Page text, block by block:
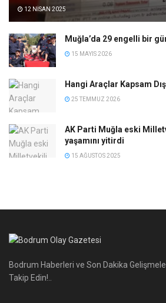
12 NISAN 2025
Muğla’da 29 engelli bir
15 MAYIS 2026
Hangi Araçlar Kapsam
25 TEMMUZ 2026
AK Parti Muğla eski
yaşamını yitirdi
15 AĞUSTOS 2025
Bodrum Haberleri ve Son Dakika
Takip Edin!..